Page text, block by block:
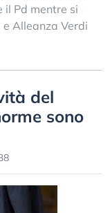
il Pd mentre si
Alleanza Verdi
del
sono